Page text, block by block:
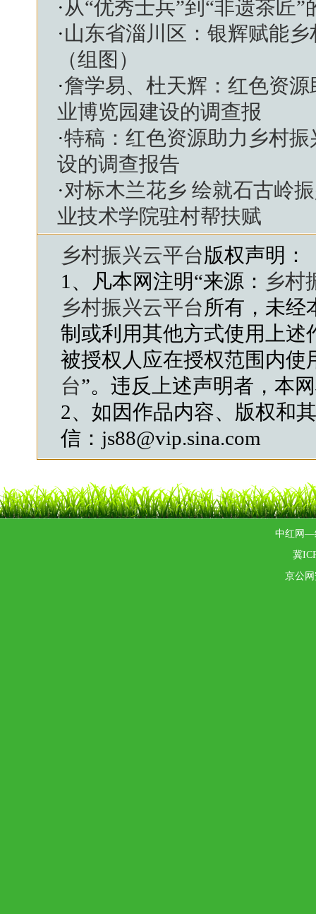
·从“优秀士兵”到“非遗茶匠
·山东省淄川区：银辉赋能
（组图）
·詹学易、杜天辉：红色资
业博览园建设的调查报
·特稿：红色资源助力乡村
设的调查报告
·对标木兰花乡 绘就石古岭
业技术学院驻村帮扶赋
乡村振兴云平台版权声明：
1、凡本网注明“来源： 乡村
乡村振兴云平台所有，未经
制或利用其他方式使用上述
被授权人应在授权范围内使
台”。违反上述声明者，本
2、如因作品内容、版权和
信：js88@vip.sina.com
中红网—
冀
京公网